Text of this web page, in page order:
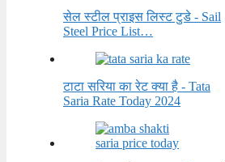
सेल स्टील प्राइस लिस्ट टुडे - Sail
Steel Price List…
टाटा सरिया का रेट क्या है - Tata
Saria Rate Today 2024